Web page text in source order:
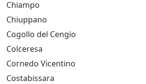
Chiampo
Chiuppano
Cogollo del Cengio
Colceresa
Cornedo Vicentino
Costabissara